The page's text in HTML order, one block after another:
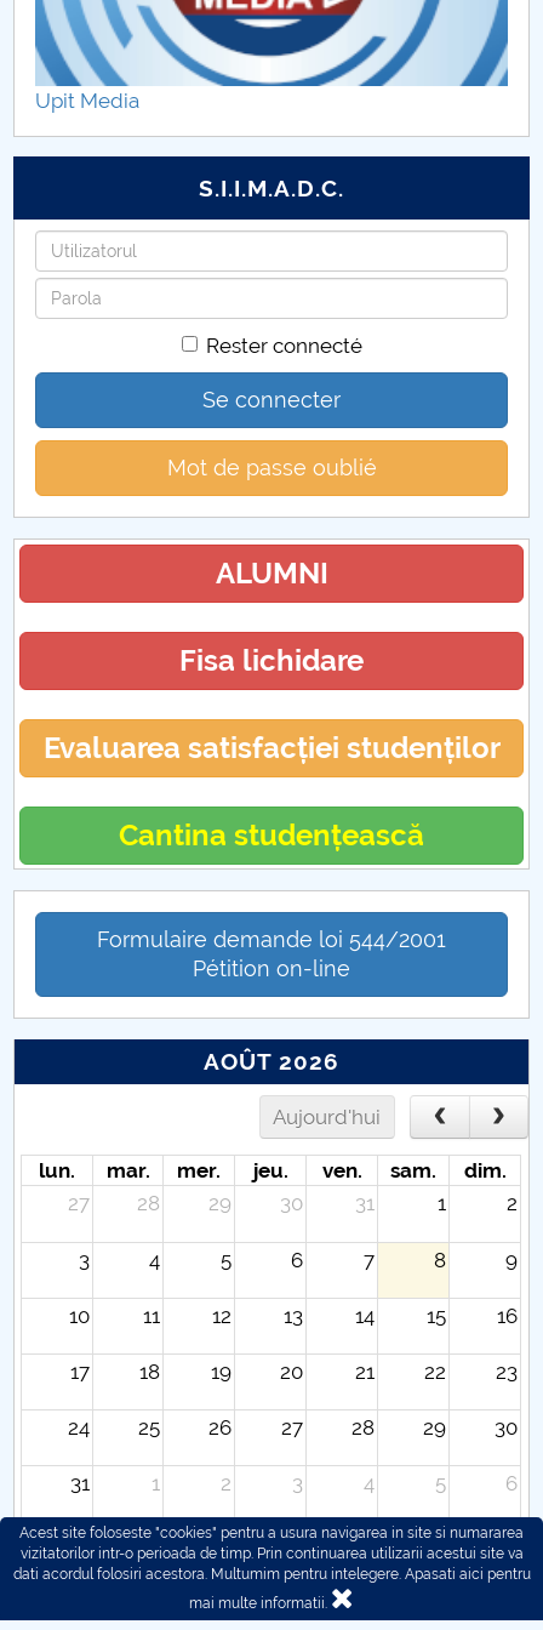
Rapoarte FSESSP
Rezultate ale evaluărilor ARACIS FSESSP
Documente FSESSP
Upit Media
S.I.I.M.A.D.C.
Identifiant
Mot
de
Rester connecté
Se connecter
Mot de passe oublié
ALUMNI
Fisa lichidare
Evaluarea satisfacției studenților
Cantina studențească
Formulaire demande loi 544/2001
Pétition on-line
AOÛT 2026
Aujourd'hui
lun. mar. mer. jeu. ven. sam.
dim.
27
28 29 30 31 1 2
3 4 5 6 7 8 9
10 11 12 13 14 15 16
17 18 19 20 21 22 23
24 25 26 27 28 29 30
31 1 2 3 4 5 6
Acest site foloseste "cookies" pentru a usura navigarea in site si numararea
vizitatorilor intr-o perioada de timp. Prin continuarea utilizarii acestui site va
dati acordul folosiri acestora. Multumim pentru intelegere. Apasati aici pentru
mai multe informatii.